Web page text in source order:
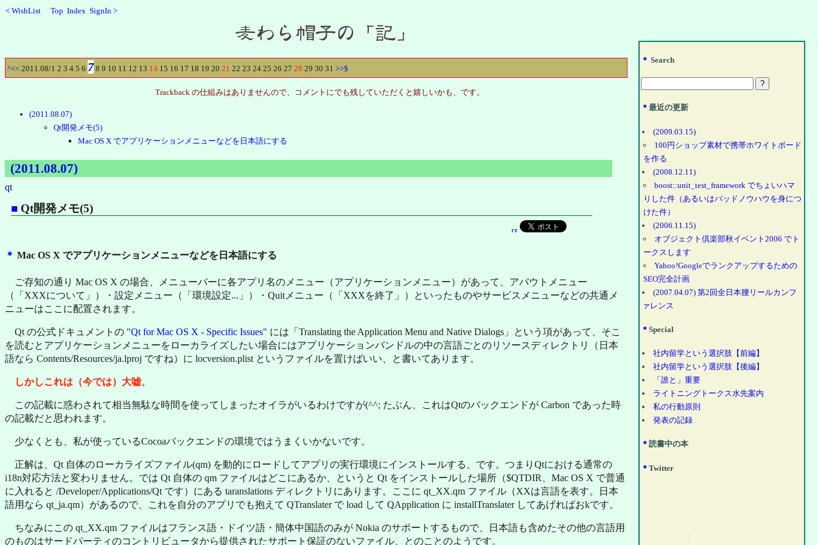
< WishList Top Index SignIn >
^<< 2011.08/1 2 3 4 5 6 7 8 9 10 11 12 13 14 15 16 17 18 19 20 21 22 23 24 25 26 27 28 29 30 31 >>$
Trackback の仕組みはありませんので、コメントにでも残していただくと嬉しいかも、です。
(2011.08.07)
Qt開発メモ(5)
Mac OS X でアプリケーションメニューなどを日本語にする
(2011.08.07)
qt
■Qt開発メモ(5)
＊ Mac OS X でアプリケーションメニューなどを日本語にする
ご存知の通り Mac OS X の場合、メニューバーに各アプリ名のメニュー（アプリケーションメニュー）があって、アバウトメニュー
（「XXXについて」）・設定メニュー（「環境設定...」）・Quitメニュー（「XXXを終了」）といったものやサービスメニューなどの共通メ
ニューはここに配置されます。
Qt の公式ドキュメントの "Qt for Mac OS X - Specific Issues" には「Translating the Application Menu and Native Dialogs」という項があって、そこ
を読むとアプリケーションメニューをローカライズしたい場合にはアプリケーションバンドルの中の言語ごとのリソースディレクトリ（日本
語なら Contents/Resources/ja.lproj ですね）に locversion.plist というファイルを置けばいい、と書いてあります。
しかしこれは（今では）大嘘。
この記載に惑わされて相当無駄な時間を使ってしまったオイラがいるわけですが(^^; たぶん、これはQtのバックエンドが Carbon であった時
の記載だと思われます。
少なくとも、私が使っているCocoaバックエンドの環境ではうまくいかないです。
正解は、Qt 自体のローカライズファイル(qm) を動的にロードしてアプリの実行環境にインストールする、です。つまりQtにおける通常の
i18n対応方法と変わりません。では Qt 自体の qm ファイルはどこにあるか、というと Qt をインストールした場所（$QTDIR、Mac OS X で普通
に入れると /Developer/Applications/Qt です）にある taranslations ディレクトリにあります。ここに qt_XX.qm ファイル（XXは言語を表す。日本
語用なら qt_ja.qm）があるので、これを自分のアプリでも抱えて QTranslater で load して QApplication に installTranslater してあげればおkです。
ちなみにこの qt_XX.qm ファイルはフランス語・ドイツ語・簡体中国語のみが Nokia のサポートするもので、日本語も含めたその他の言語用
のものはサードパーティのコントリビュータから提供されたサポート保証のないファイル、とのことのようです。
＊ Search
＊最近の更新
(2009.03.15)
100円ショップ素材で携帯ホワイトボード
を作る
(2008.12.11)
boost::unit_test_framework でちょいハマ
りした件（あるいはバッドノウハウを身につ
けた件）
(2006.11.15)
オブジェクト倶楽部秋イベント2006 でト
ークスします
Yahoo!Googleでランクアップするための
SEO完全計画
(2007.04.07) 第2回全日本腰リールカンフ
ァレンス
＊Special
社内留学という選択肢【前編】
社内留学という選択肢【後編】
「誰と」重要
ライトニングトークス水先案内
私の行動原則
発表の記録
＊読書中の本
＊Twitter